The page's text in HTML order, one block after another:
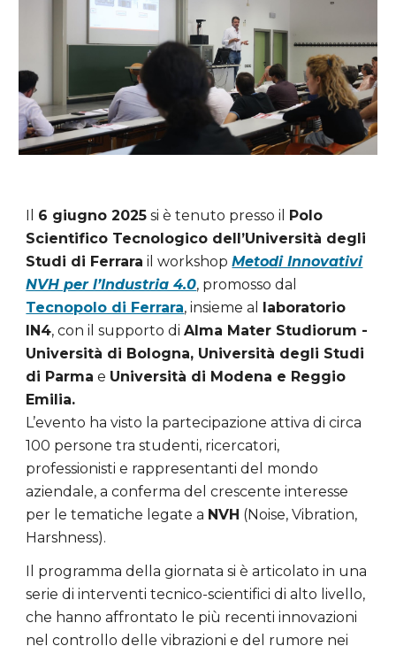
Il 6 giugno 2025 si è tenuto presso il Polo
Scientifico Tecnologico dell’Università degli
Studi di Ferrara il workshopMetodi Innovativi
NVH per l’Industria 4.0, promosso dal
Tecnopolo di Ferrara, insieme al laboratorio
IN4, con il supporto diAlma Mater Studiorum -
Università di Bologna, Università degli Studi
di Parma e Università di Modena e Reggio
Emilia.
L’evento ha visto la partecipazione attiva di circa
100 persone tra studenti, ricercatori,
professionisti e rappresentanti del mondo
aziendale, a conferma del crescente interesse
per le tematiche legate a NVH (Noise, Vibration,
Harshness).
Il programma della giornata si è articolato in una
serie di interventi tecnico-scientifici di alto livello,
che hanno affrontato le più recenti innovazioni
nel controllo delle vibrazioni e del rumore nei